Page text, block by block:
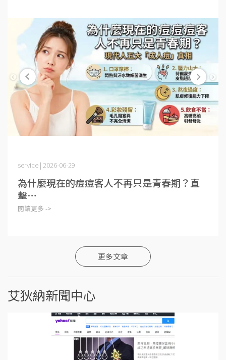
service | 2026-06-29
為什麼現在的痘痘客人不再只是青春期？直
擊⋯
閱讀更多 ->
更多文章
艾狄納新聞中心